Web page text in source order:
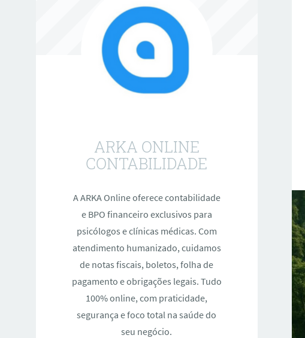
ARKA ONLINE
CONTABILIDADE
A ARKA Online oferece contabilidade
e BPO financeiro exclusivos para
psicólogos e clínicas médicas. Com
atendimento humanizado, cuidamos
de notas fiscais, boletos, folha de
pagamento e obrigações legais. Tudo
100% online, com praticidade,
segurança e foco total na saúde do
seu negócio.